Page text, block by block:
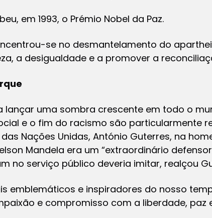
em 1993, o Prémio Nobel da Paz.
se no desmantelamento do
a desigualdade e a promover a
lançar uma sombra crescente em todo o
e o fim do racismo são particularmente
Nações Unidas, António Guterres, na
Mandela era um “extraordinário
no serviço público deveria imitar, realçou
emblemáticos e inspiradores do nosso
e compromisso com a liberdade, paz